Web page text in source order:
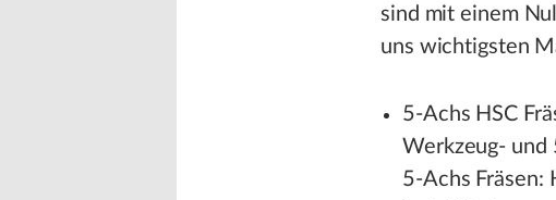
sind mit einem
uns wichtigsten
5-Achs HSC
Werkzeug- und
5-Achs Fräsen: